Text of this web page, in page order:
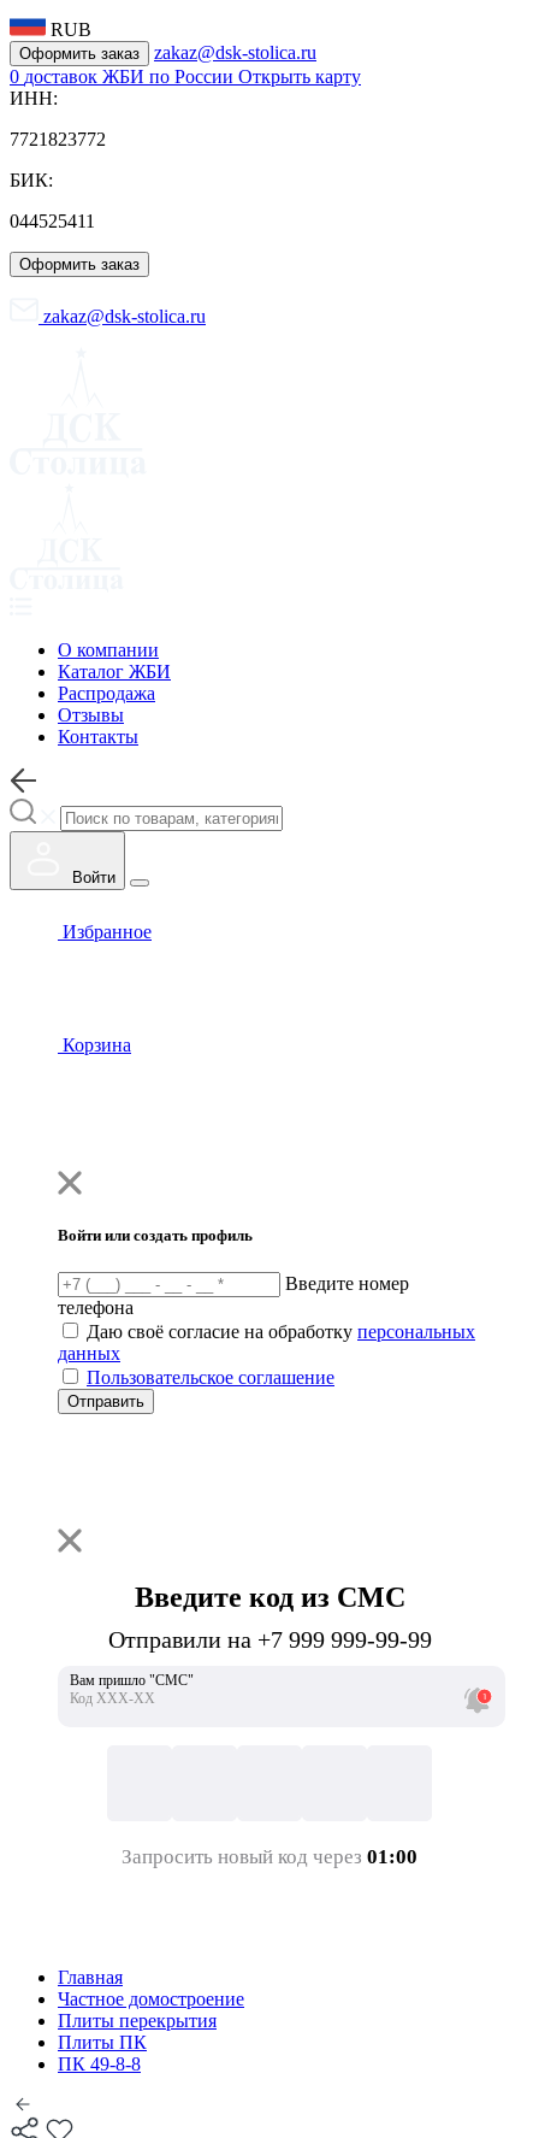
RUB
Оформить заказ
zakaz@dsk-stolica.ru
0 доставок ЖБИ по России Открыть карту
ИНН:
7721823772
БИК:
044525411
Оформить заказ
zakaz@dsk-stolica.ru
О компании
Каталог ЖБИ
Распродажа
Отзывы
Контакты
Войти
Избранное
Корзина
Войти или создать профиль
Введите номер
телефона
Даю своё согласие на обработку персональных
данных
Пользовательское соглашение
Отправить
Введите код из СМС
Отправили на +7 999 999-99-99
Вам пришло "СМС"
Код ХХХ-ХХ
Запросить новый код через 01:00
Главная
Частное домостроение
Плиты перекрытия
Плиты ПК
ПК 49-8-8